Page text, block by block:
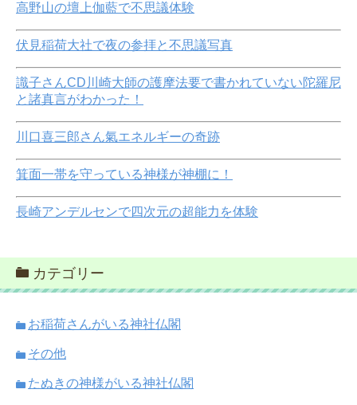
高野山の壇上伽藍で不思議体験
伏見稲荷大社で夜の参拝と不思議写真
識子さんCD川崎大師の護摩法要で書かれていない陀羅尼
と諸真言がわかった！
川口喜三郎さん氣エネルギーの奇跡
箕面一帯を守っている神様が神棚に！
長崎アンデルセンで四次元の超能力を体験
カテゴリー
お稲荷さんがいる神社仏閣
その他
たぬきの神様がいる神社仏閣